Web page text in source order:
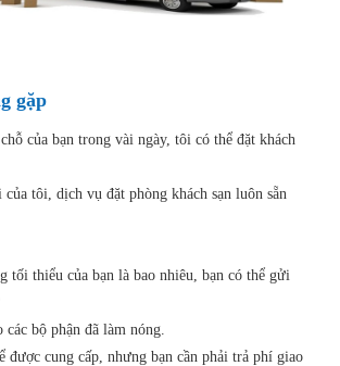
gặp
của bạn trong vài ngày, tôi có thể đặt khách
tôi, dịch vụ đặt phòng khách sạn luôn sẵn
tối thiểu của bạn là bao nhiêu, bạn có thể gửi
bộ phận đã làm nóng.
được cung cấp, nhưng bạn cần phải trả phí giao